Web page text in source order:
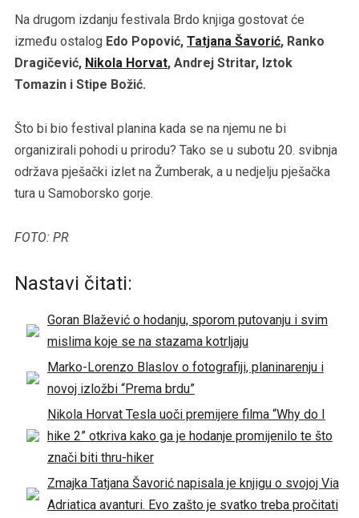
Na drugom izdanju festivala Brdo knjiga gostovat će
između ostalog Edo Popović, Tatjana Šavorić, Ranko
Dragičević, Nikola Horvat, Andrej Stritar, Iztok
Tomazin i Stipe Božić.
Što bi bio festival planina kada se na njemu ne bi
organizirali pohodi u prirodu? Tako se u subotu 20. svibnja
održava pješački izlet na Žumberak, a u nedjelju pješačka
tura u Samoborsko gorje.
FOTO: PR
Nastavi čitati:
Goran Blažević o hodanju, sporom putovanju i svim
mislima koje se na stazama kotrljaju
Marko-Lorenzo Blaslov o fotografiji, planinarenju i
novoj izložbi “Prema brdu”
Nikola Horvat Tesla uoči premijere filma “Why do I
hike 2” otkriva kako ga je hodanje promijenilo te što
znači biti thru-hiker
Zmajka Tatjana Šavorić napisala je knjigu o svojoj Via
Adriatica avanturi. Evo zašto je svatko treba pročitati